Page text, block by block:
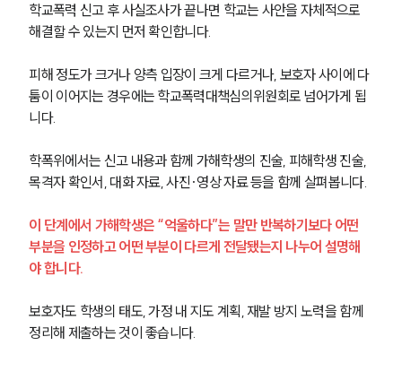
학교폭력 신고 후 사실조사가 끝나면 학교는 사안을 자체적으로
해결할 수 있는지 먼저 확인합니다.
피해 정도가 크거나 양측 입장이 크게 다르거나, 보호자 사이에 다
툼이 이어지는 경우에는 학교폭력대책심의위원회로 넘어가게 됩
니다.
학폭위에서는 신고 내용과 함께 가해학생의 진술, 피해학생 진술,
목격자 확인서, 대화 자료, 사진·영상 자료 등을 함께 살펴봅니다.
이 단계에서 가해학생은 “억울하다”는 말만 반복하기보다 어떤
부분을 인정하고 어떤 부분이 다르게 전달됐는지 나누어 설명해
야 합니다.
보호자도 학생의 태도, 가정 내 지도 계획, 재발 방지 노력을 함께
정리해 제출하는 것이 좋습니다.